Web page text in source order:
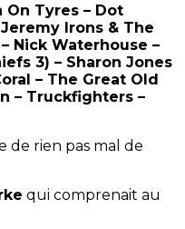
On Tyres – Dot
Irons & The
Nick Waterhouse –
3) – Sharon Jones
– The Great Old
– Truckfighters –
de rien pas mal de
qui comprenait au